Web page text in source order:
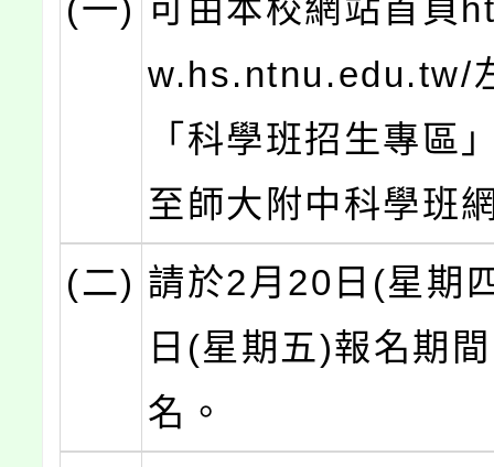
(一) 可由本校網站首頁
w.hs.ntnu.edu.tw/
「科學班招生專區
至師大附中科學班
(二) 請於2月20日(星期
日(星期五)報名期
名。